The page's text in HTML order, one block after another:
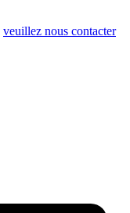
veuillez nous contacter